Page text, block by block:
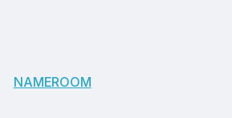
NAMEROOM